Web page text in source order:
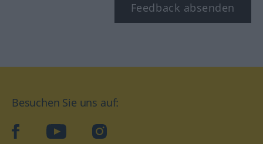
Feedback absenden
Besuchen Sie uns auf:
facebookYouTube Instagram